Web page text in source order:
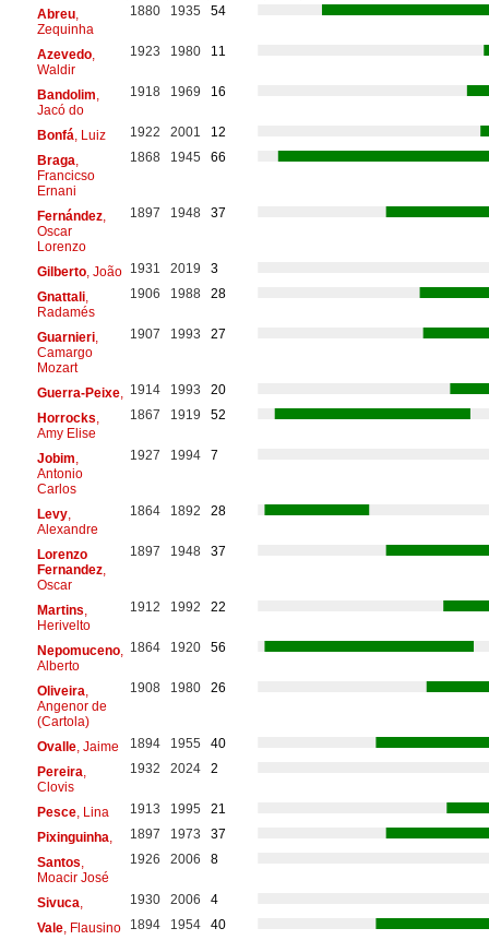
Abreu,
Zequinha
1880 1935 54
Azevedo,
Waldir
1923 1980 11
Bandolim
Jacó do
1918 1969 16
Bonfá , Luiz 1922 2001
12
Braga
Francicso
Ernani
1868 1945 66
Fernández,
Oscar
Lorenzo
1897 1948 37
Gilberto, João 1931 2019
3
Gnattali,
Radamés
1906 1988 28
Guarnieri,
Camargo
Mozart
1907 1993 27
Guerra-Peixe, 1914 1993
20
Horrocks
Amy Elise
1867 1919 52
Jobim
Antonio
Carlos
1927 1994 7
Levy,
Alexandre
1864 1892 28
Lorenzo
Fernandez,
Oscar
1897 1948 37
Martins
Herivelto
1912 1992 22
Nepomuceno,
Alberto
1864 1920 56
Oliveira
Angenor de
(Cartola)
1908 1980 26
Ovalle, Jaime 1894 1955
40
Pereira
Clovis
1932 2024 2
Pesce, Lina 1913 1995
21
Pixinguinha
1897 1973
37
Santos
Moacir José
1926 2006 8
Sivuca 1930 2006
4
Vale, Flausino 1894 1954
40